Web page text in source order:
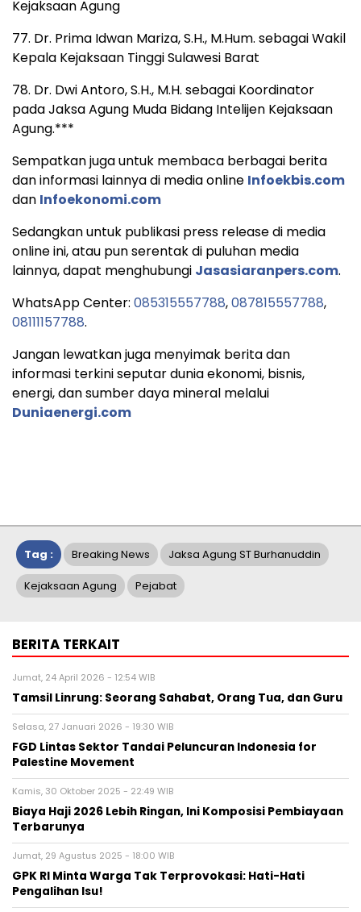
Kejaksaan Agung
77. Dr. Prima Idwan Mariza, S.H., M.Hum. sebagai Wakil
Kepala Kejaksaan Tinggi Sulawesi Barat
78. Dr. Dwi Antoro, S.H., M.H. sebagai Koordinator
pada Jaksa Agung Muda Bidang Intelijen Kejaksaan
Agung.***
Sempatkan juga untuk membaca berbagai berita
dan informasi lainnya di media online Infoekbis.com
dan Infoekonomi.com
Sedangkan untuk publikasi press release di media
online ini, atau pun serentak di puluhan media
lainnya, dapat menghubungi Jasasiaranpers.com.
WhatsApp Center: 085315557788,087815557788,
08111157788.
Jangan lewatkan juga menyimak berita dan
informasi terkini seputar dunia ekonomi, bisnis,
energi, dan sumber daya mineral melalui
Duniaenergi.com
Tag : Breaking News Jaksa Agung ST Burhanuddin
Kejaksaan Agung Pejabat
BERITA TERKAIT
Jumat, 24 April 2026 - 12:54 WIB
Tamsil Linrung: Seorang Sahabat, Orang Tua, dan Guru
Selasa, 27 Januari 2026 - 19:30 WIB
FGD Lintas Sektor Tandai Peluncuran Indonesia for
Palestine Movement
Kamis, 30 Oktober 2025 - 22:49 WIB
Biaya Haji 2026 Lebih Ringan, Ini Komposisi Pembiayaan
Terbarunya
Jumat, 29 Agustus 2025 - 18:00 WIB
GPK RI Minta Warga Tak Terprovokasi: Hati-Hati
Pengalihan Isu!